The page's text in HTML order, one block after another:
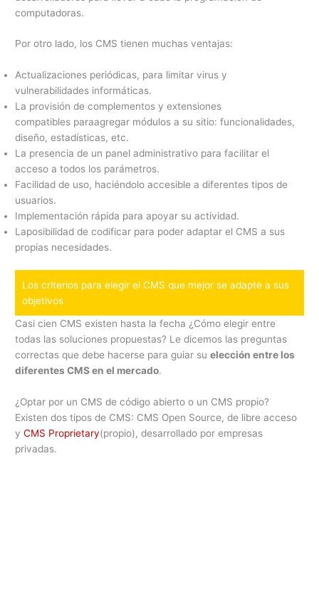
computadoras.
Por otro lado, los CMS tienen muchas ventajas:
Actualizaciones periódicas, para limitar virus y
vulnerabilidades informáticas.
La provisión de complementos y extensiones
compatibles paraagregar módulos a su sitio: funcionalidades,
diseño, estadísticas, etc.
La presencia de un panel administrativo para facilitar el
acceso a todos los parámetros.
Facilidad de uso, haciéndolo accesible a diferentes tipos de
usuarios.
Implementación rápida para apoyar su actividad.
Laposibilidad de codificar para poder adaptar el CMS a sus
propias necesidades.
Los criterios para elegir el CMS que mejor se adapte a sus
objetivos
Casi cien CMS existen hasta la fecha ¿Cómo elegir entre
todas las soluciones propuestas? Le dicemos las preguntas
correctas que debe hacerse para guiar suelección entre los
diferentes CMS en el mercado.
¿Optar por un CMS de código abierto o un CMS propio?
Existen dos tipos de CMS: CMS Open Source, de libre acceso
yCMS Proprietary(propio), desarrollado por empresas
privadas.